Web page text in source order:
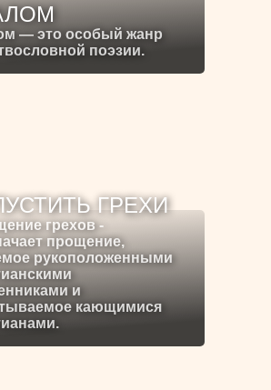
— это особый жанр
поэзии.
ГРЕХИ
грехов -
прощение,
рукоположенными
и
кающимися